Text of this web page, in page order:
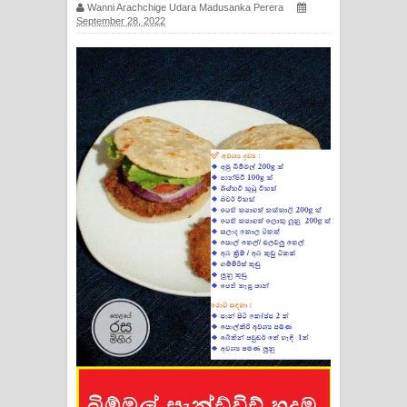
ගීතයේ පද පෙළ
Ras Balan Song Lyrics - රැස් බලන්
ගීතයේ පද පෙළ
Hoda sihiyen Song Lyrics - හොද
සිහියෙන් ගීතයේ පද පෙළ
Awanken Song Lyrics - අවංකෙන්
ගීතයේ පද පෙළ
Pa Sina Song Lyrics - පෑ සිනා ගීතයේ
පද පෙළ
Pemwanthiye Song Lyrics -
පෙම්වන්තියේ ගීතයේ පද පෙළ
Wanni Arachchige Udara Madusanka Perera
September 28, 2022